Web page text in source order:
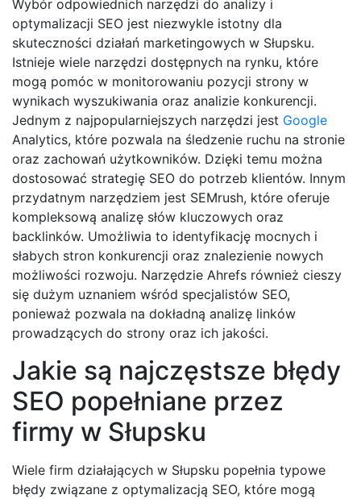
Wybór odpowiednich narzędzi do analizy i
optymalizacji SEO jest niezwykle istotny dla
skuteczności działań marketingowych w Słupsku.
Istnieje wiele narzędzi dostępnych na rynku, które
mogą pomóc w monitorowaniu pozycji strony w
wynikach wyszukiwania oraz analizie konkurencji.
Jednym z najpopularniejszych narzędzi jest Google
Analytics, które pozwala na śledzenie ruchu na stronie
oraz zachowań użytkowników. Dzięki temu można
dostosować strategię SEO do potrzeb klientów. Innym
przydatnym narzędziem jest SEMrush, które oferuje
kompleksową analizę słów kluczowych oraz
backlinków. Umożliwia to identyfikację mocnych i
słabych stron konkurencji oraz znalezienie nowych
możliwości rozwoju. Narzędzie Ahrefs również cieszy
się dużym uznaniem wśród specjalistów SEO,
ponieważ pozwala na dokładną analizę linków
prowadzących do strony oraz ich jakości.
Jakie są najczęstsze błędy
SEO popełniane przez
firmy w Słupsku
Wiele firm działających w Słupsku popełnia typowe
błędy związane z optymalizacją SEO, które mogą